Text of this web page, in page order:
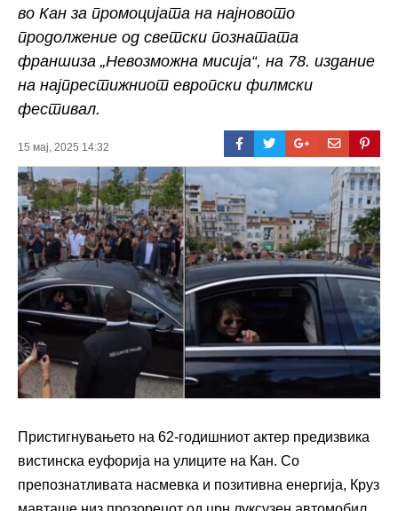
во Кан за промоцијата на најновото
продолжение од светски познатата
франшиза „Невозможна мисија“, на 78. издание
на најпрестижниот европски филмски
фестивал.
15 мај, 2025 14:32
Пристигнувањето на 62-годишниот актер предизвика
вистинска еуфорија на улиците на Кан. Со
препознатливата насмевка и позитивна енергија, Круз